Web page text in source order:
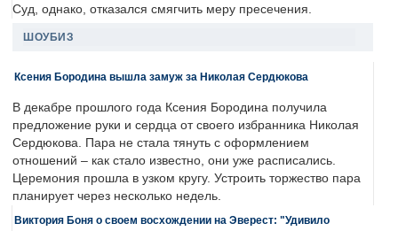
Суд, однако, отказался смягчить меру пресечения.
ШОУБИЗ
Ксения Бородина вышла замуж за Николая Сердюкова
В декабре прошлого года Ксения Бородина получила
предложение руки и сердца от своего избранника Николая
Сердюкова. Пара не стала тянуть с оформлением
отношений – как стало известно, они уже расписались.
Церемония прошла в узком кругу. Устроить торжество пара
планирует через несколько недель.
Виктория Боня о своем восхождении на Эверест: "Удивило